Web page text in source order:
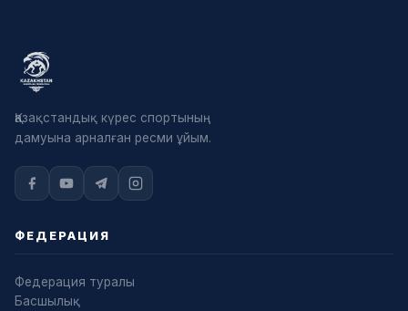
Қазақстандық күрес спортының
дамуына арналған ресми ұйым.
ФЕДЕРАЦИЯ
Федерация туралы
Басшылық